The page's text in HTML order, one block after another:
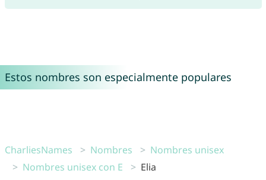
Estos nombres son especialmente populares
CharliesNames Nombres
Nombres unisex
Nombres unisex con E
Elia